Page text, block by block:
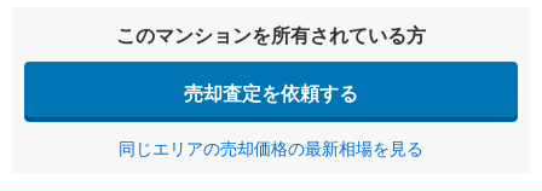
このマンションを所有されている方
売却査定を依頼する
同じエリアの売却価格の最新相場を見る